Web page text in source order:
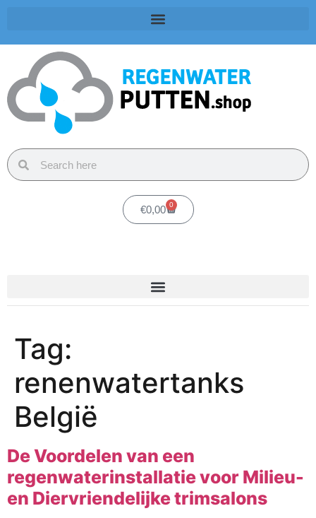
€0,00 0
Tag:
renenwatertanks
België
De Voordelen van een
regenwaterinstallatie voor Milieu-
en Diervriendelijke trimsalons